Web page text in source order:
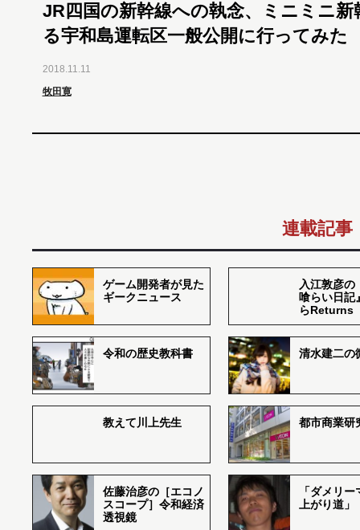
JR四国の新幹線への執念、ミニミニ新
る宇和島運転区一般公開に行ってみた
2018.11.11
牧田寛
連載記事
ゲーム開発者が見た
ギークニュース
入江敦彦の
喰らい日記
らReturns
令和の歴史教科書 清水建二の
教えて川上先生 都市商業研
佐藤治彦の［エコノ
スコープ］令和経済
透視鏡
「ダメリ
上がり道」